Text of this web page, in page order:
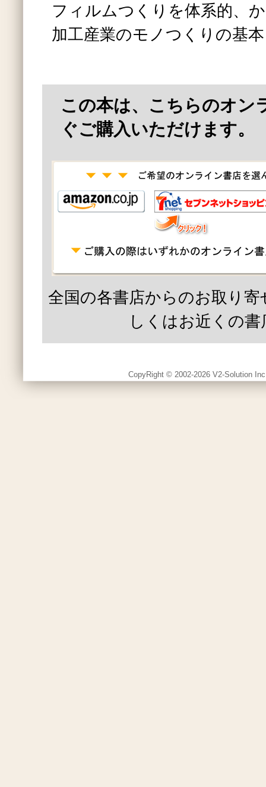
フィルムつくりを体系的、
加工産業のモノつくりの基
この本は、こちらのオン
ぐご購入いただけます。
全国の各書店からのお取り
しくはお近くの書
CopyRight © 2002-2026 V2-Solution